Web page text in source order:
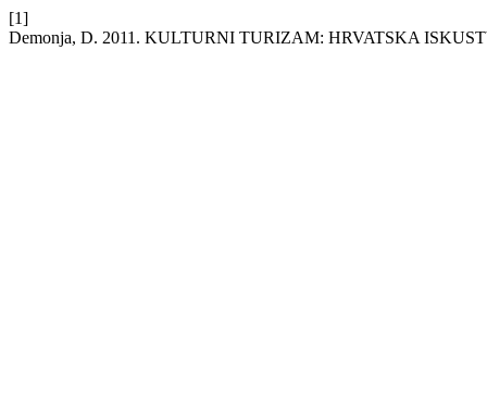
[1]
Demonja, D. 2011. KULTURNI TURIZAM: HRVATSKA